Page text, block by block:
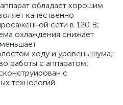
обладает хорошим
качественно
сети в 120 В;
охлаждения снижает
ходу и уровень шума;
работы с аппаратом;
с
технологий